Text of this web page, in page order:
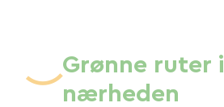
Grønne ruter i
nærheden